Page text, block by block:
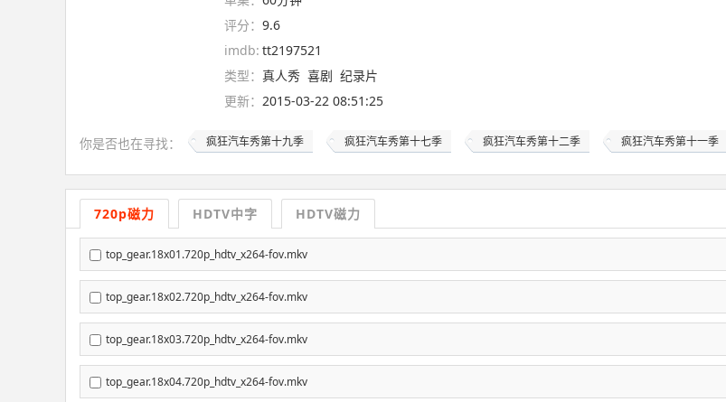
评分： 9.6
imdb: tt2197521
类型： 真人秀 喜剧 纪录片
更新： 2015-03-22 08:51:25
你是否也在寻找： 疯狂汽车秀第十九季 疯狂汽车秀第十七季 疯狂汽车秀第十二季 疯狂汽车秀第十一季
720p磁力 HDTV中字 HDTV磁力
top_gear.18x01.720p_hdtv_x264-fov.mkv
top_gear.18x02.720p_hdtv_x264-fov.mkv
top_gear.18x03.720p_hdtv_x264-fov.mkv
top_gear.18x04.720p_hdtv_x264-fov.mkv